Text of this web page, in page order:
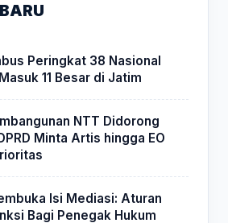
Peringkat 38 Nasional
11 Besar di Jatim
NTT Didorong
Minta Artis hingga EO
Isi Mediasi: Aturan
Bagi Penegak Hukum